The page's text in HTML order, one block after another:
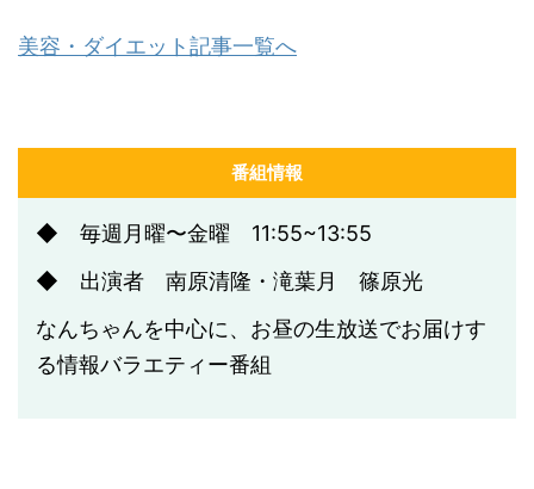
美容・ダイエット記事一覧へ
番組情報
◆ 毎週月曜〜金曜 11:55~13:55
◆ 出演者 南原清隆・滝葉月 篠原光
なんちゃんを中心に、お昼の生放送でお届けす
る情報バラエティー番組